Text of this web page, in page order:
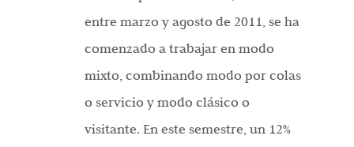
entre marzo y agosto de 2011, se ha
comenzado a trabajar en modo
mixto, combinando modo por colas
o servicio y modo clásico o
visitante. En este semestre, un 12%